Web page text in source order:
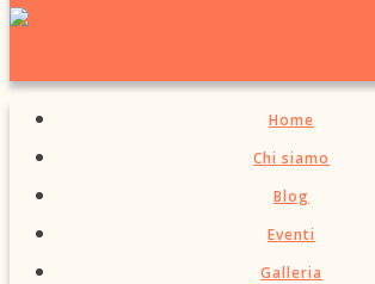
Home
Chi siamo
Blog
Eventi
Galleria